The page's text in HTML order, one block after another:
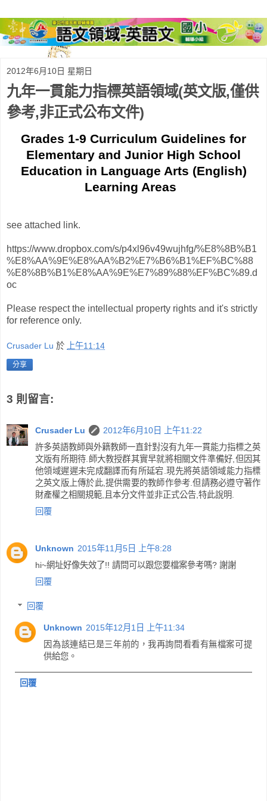
2012年6月10日 星期日
九年一貫能力指標英語領域(英文版,僅供
參考,非正式公布文件)
Grades 1-9 Curriculum Guidelines for
Elementary and Junior High School
Education in Language Arts (English)
Learning Areas
see attached link.
https://www.dropbox.com/s/p4xl96v49wujhfg/%E8%8B%B1
%E8%AA%9E%E8%AA%B2%E7%B6%B1%EF%BC%88
%E8%8B%B1%E8%AA%9E%E7%89%88%EF%BC%89.d
oc
Please respect the intellectual property rights and it's strictly
for reference only.
Crusader Lu 於 上午11:14
分享
3 則留言:
Crusader Lu
2012年6月10日 上午11:22
許多英語教師與外籍教師一直針對沒有九年一貫能力指標之英
文版有所期待.師大教授群其實早就將相關文件準備好,但因其
他領域遲遲未完成翻譯而有所延宕.現先將英語領域能力指標
之英文版上傳於此,提供需要的教師作參考.但請務必遵守著作
財產權之相關規範,且本分文件並非正式公告,特此說明.
回覆
Unknown 2015年11月5日 上午8:28
hi~網址好像失效了!! 請問可以跟您要檔案參考嗎? 謝謝
回覆
回覆
Unknown 2015年12月1日 上午11:34
因為該連結已是三年前的，我再詢問看看有無檔案可提
供給您。
回覆